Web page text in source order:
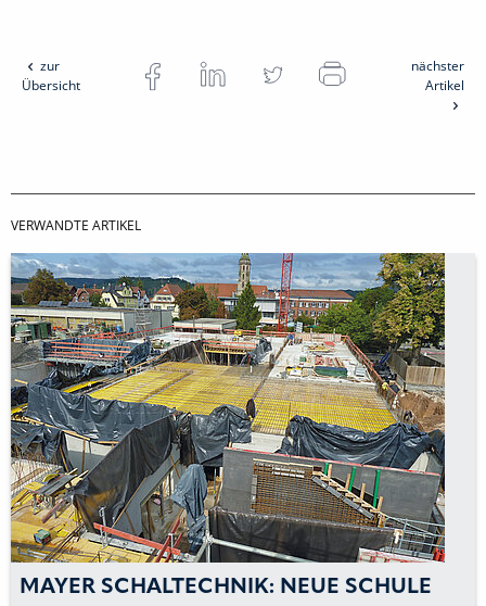
zur
Übersicht
nächster
Artikel
VERWANDTE ARTIKEL
MAYER SCHALTECHNIK: NEUE SCHULE